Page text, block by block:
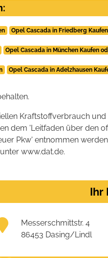
Opel Cascada in Friedberg
Opel Cascada in München Kaufen
Opel Cascada in Adelzhausen
Kraftstoffverbrauch
dem 'Leitfaden über den
Pkw' entnommen
www.dat.de.
Ihr
Messerschmittstr. 4
86453 Dasing/Lindl